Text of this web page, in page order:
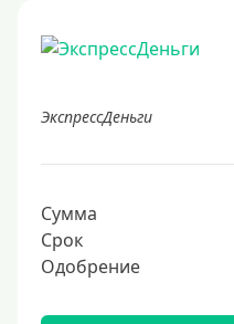
ЭкспрессДеньги
Сумма
Срок
Одобрение